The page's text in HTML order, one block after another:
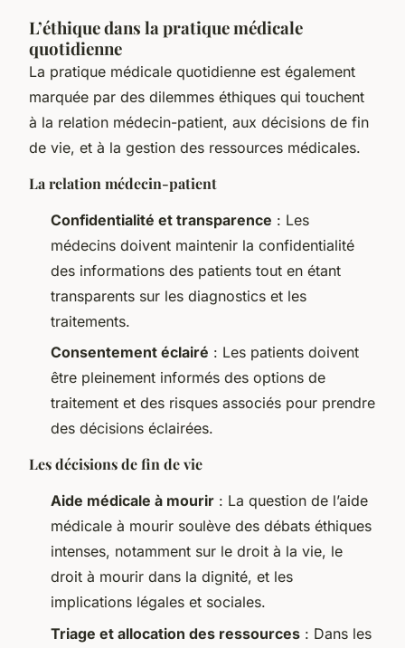
L’éthique dans la pratique médicale
quotidienne
La pratique médicale quotidienne est également
marquée par des dilemmes éthiques qui touchent
à la relation médecin-patient, aux décisions de fin
de vie, et à la gestion des ressources médicales.
La relation médecin-patient
Confidentialité et transparence : Les
médecins doivent maintenir la confidentialité
des informations des patients tout en étant
transparents sur les diagnostics et les
traitements.
Consentement éclairé : Les patients doivent
être pleinement informés des options de
traitement et des risques associés pour prendre
des décisions éclairées.
Les décisions de fin de vie
Aide médicale à mourir : La question de l’aide
médicale à mourir soulève des débats éthiques
intenses, notamment sur le droit à la vie, le
droit à mourir dans la dignité, et les
implications légales et sociales.
Triage et allocation des ressources : Dans les